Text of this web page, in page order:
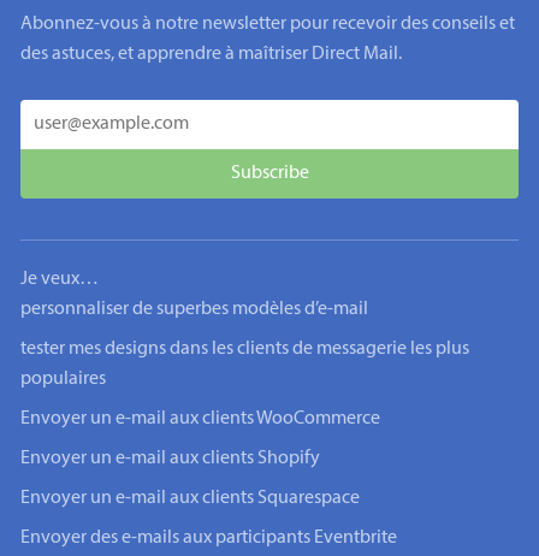
Abonnez-vous à notre newsletter pour recevoir des conseils et
des astuces, et apprendre à maîtriser Direct Mail.
Je veux…
personnaliser de superbes modèles d’e-mail
tester mes designs dans les clients de messagerie les plus
populaires
Envoyer un e-mail aux clients WooCommerce
Envoyer un e-mail aux clients Shopify
Envoyer un e-mail aux clients Squarespace
Envoyer des e-mails aux participants Eventbrite